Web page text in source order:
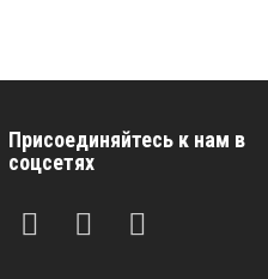
Присоединяйтесь к нам в
соцсетях